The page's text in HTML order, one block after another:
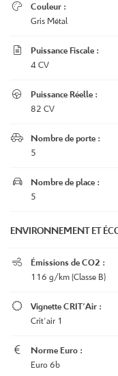
Le garage
L’atelier
La Centrale
Le Bon Coin
Avis

Couleur :
Gris Métal

Puissance Fiscale :
4 CV

Puissance Réelle :
82 CV

Nombre de porte :
5

Nombre de place :
5
ENVIRONNEMENT ET

Émissions de CO2 :
116 g/km (Classe B)

Vignette CRIT'Air :
Crit'air 1

Norme Euro :
Euro 6b